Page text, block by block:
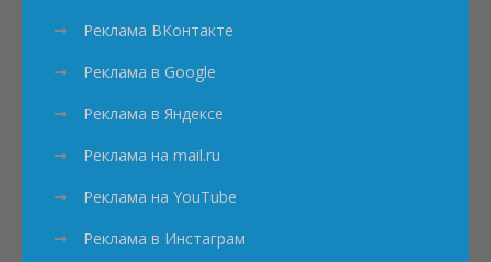
Реклама ВКонтакте
Реклама в Google
Реклама в Яндексе
Реклама на mail.ru
Реклама на YouTube
Реклама в Инстаграм